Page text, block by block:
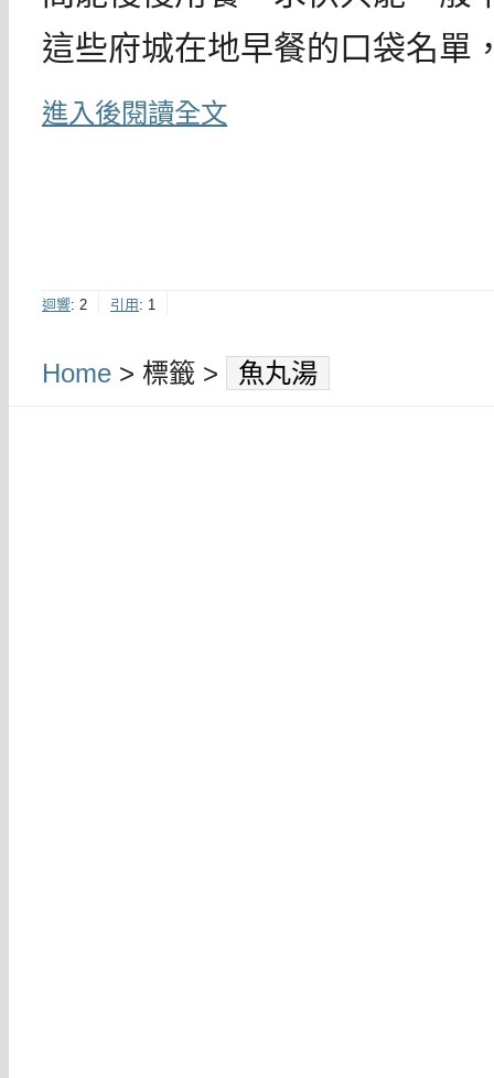
這些府城在地早餐的口袋名單
進入後閱讀全文
迴響: 2 引用: 1
Home > 標籤 > 魚丸湯